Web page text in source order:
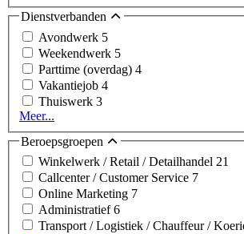
Dienstverbanden
Avondwerk 5
Weekendwerk 5
Parttime (overdag) 4
Vakantiejob 4
Thuiswerk 3
Meer...
Beroepsgroepen
Winkelwerk / Retail / Detailhandel 21
Callcenter / Customer Service 7
Online Marketing 7
Administratief6
Transport / Logistiek / Chauffeur /